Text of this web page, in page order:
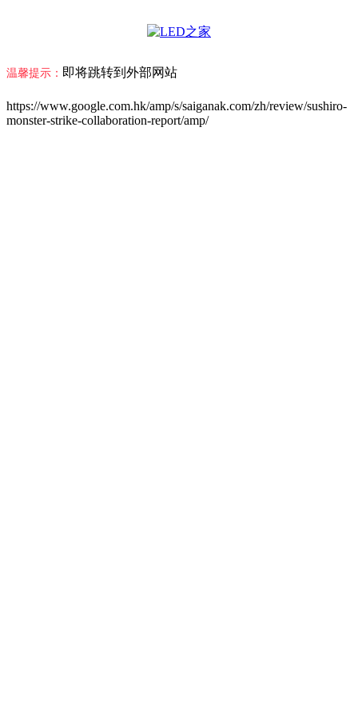
温馨提示： 即将跳转到外部网站
https://www.google.com.hk/amp/s/saiganak.com/zh/review/sushiro-
monster-strike-collaboration-report/amp/